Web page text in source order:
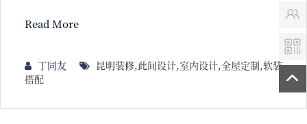
Read More
丁同友 昆明装修,此间设计,室内设计,全屋定制,软装
搭配